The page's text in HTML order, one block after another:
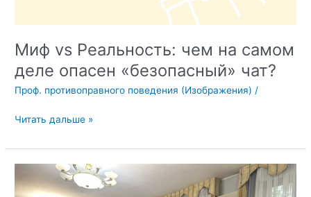
Миф vs Реальность: чем на самом
деле опасен «безопасный» чат?
Проф. противоправного поведения (Изображения) /
Миф
Реальность:
чем
на
Читать дальше »